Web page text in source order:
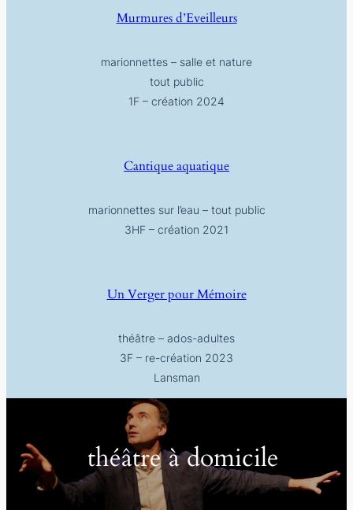
Murmures d’Eveilleurs
marionnettes – salle et nature
tout public
1F – création 2024
Cantique aquatique
marionnettes sur l’eau – tout public
3HF – création 2021
Un Verger pour Mémoire
théâtre – ados-adultes
3F – re-création 2023
Lansman
théâtre à domicile